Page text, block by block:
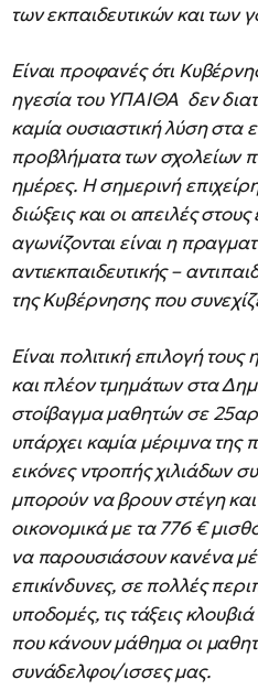
των εκπαιδευτικών και των
Είναι προφανές ότι
ηγεσία του ΥΠΑΙΘΑ δεν
καμία ουσιαστική λύση στα
προβλήματα των σχολείων
ημέρες. Η σημερινή
διώξεις και οι απειλές
αγωνίζονται είναι η
αντιεκπαιδευτικής –
της Κυβέρνησης που
Είναι πολιτική επιλογή
και πλέον τμημάτων στα
στοίβαγμα μαθητών σε
υπάρχει καμία μέριμνα της
εικόνες ντροπής χιλιάδων
μπορούν να βρουν στέγη
οικονομικά με τα 776 €
να παρουσιάσουν κανένα
επικίνδυνες, σε πολλές
υποδομές, τις τάξεις
που κάνουν μάθημα οι
συνάδελφοι/ισσες μας.